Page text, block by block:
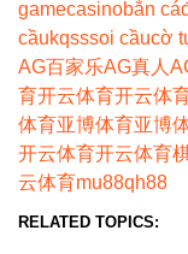
gamecasinobắn cá
cầukqsssoi cầucờ
AG百家乐AG真人
育开云体育开云体
体育亚博体育亚博
开云体育开云体育
云体育mu88qh88
RELATED TOPICS: